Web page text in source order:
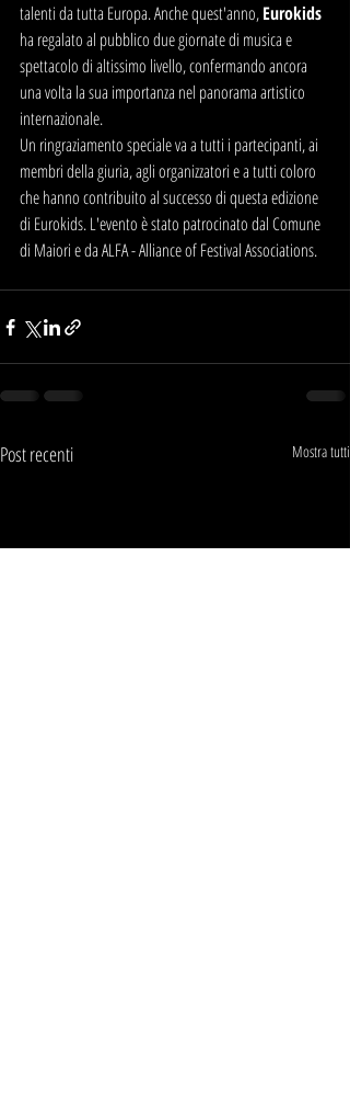
talenti da tutta Europa. Anche quest'anno, Eurokids
ha regalato al pubblico due giornate di musica e
spettacolo di altissimo livello, confermando ancora
una volta la sua importanza nel panorama artistico
internazionale.
Un ringraziamento speciale va a tutti i partecipanti, ai
membri della giuria, agli organizzatori e a tutti coloro
che hanno contribuito al successo di questa edizione
di Eurokids. L'evento è stato patrocinato dal Comune
di Maiori e da ALFA - Alliance of Festival Associations.
Post recenti Mostra tutti